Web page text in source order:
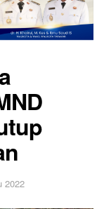
2022